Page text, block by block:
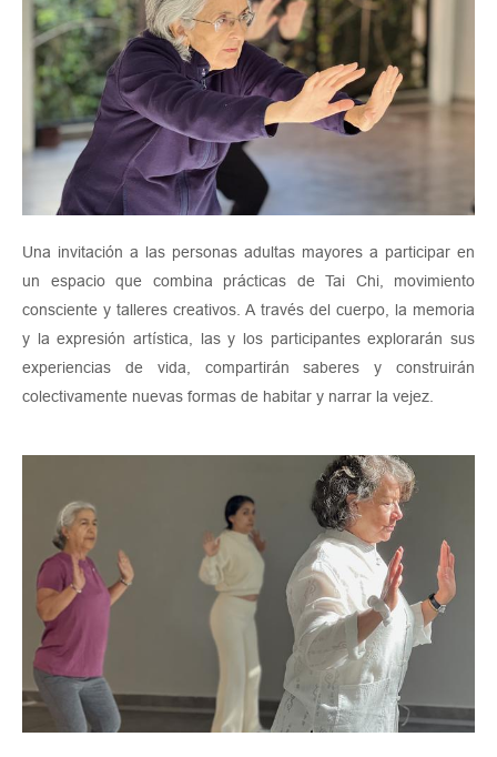
Una invitación a las personas adultas mayores a participar en
un espacio que combina prácticas de Tai Chi, movimiento
consciente y talleres creativos. A través del cuerpo, la memoria
y la expresión artística, las y los participantes explorarán sus
experiencias de vida, compartirán saberes y construirán
colectivamente nuevas formas de habitar y narrar la vejez.